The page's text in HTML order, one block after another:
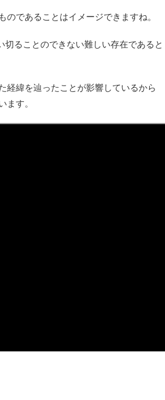
であることはイメージできますね。
ることのできない難しい存在であると
経緯を辿ったことが影響しているから
す。